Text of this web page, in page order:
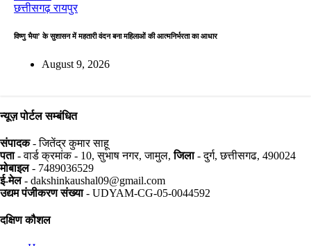
छत्तीसगढ़रायपुर
विष्णु भैया’ के सुशासन में महतारी वंदन बना महिलाओं की आत्मनिर्भरता का आधार
August 9, 2026
न्यूज़ पोर्टल सम्बंधित
संपादक- जितेंद्र कुमार साहू
पता- वार्ड क्रमांक - 10, सुभाष नगर, जामुल,जिला- दुर्ग, छत्तीसगढ, 490024
मोबाइल- 7489036529
ई-मेल- dakshinkaushal09@gmail.com
उद्यम पंजीकरण संख्या- UDYAM-CG-05-0044592
दक्षिण कौशल